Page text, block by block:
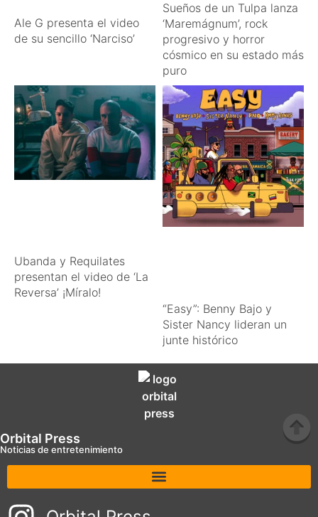
Ale G presenta el video
de su sencillo ‘Narciso’
Sueños de un Tulpa lanza
‘Maremágnum’, rock
progresivo y horror
cósmico en su estado más
puro
Ubanda y Requilates
presentan el video de ‘La
Reversa’ ¡Míralo!
“Easy”: Benny Bajo y
Sister Nancy lideran un
junte histórico
Orbital Press
Noticias de entretenimiento